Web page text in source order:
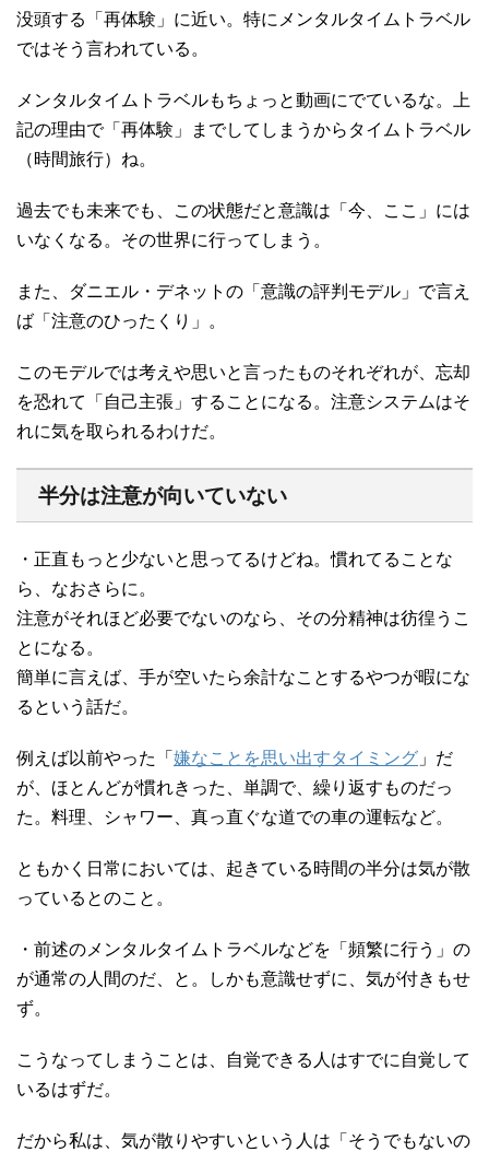
没頭する「再体験」に近い。特にメンタルタイムトラベル
ではそう言われている。
メンタルタイムトラベルもちょっと動画にでているな。上
記の理由で「再体験」までしてしまうからタイムトラベル
（時間旅行）ね。
過去でも未来でも、この状態だと意識は「今、ここ」には
いなくなる。その世界に行ってしまう。
また、ダニエル・デネットの「意識の評判モデル」で言え
ば「注意のひったくり」。
このモデルでは考えや思いと言ったものそれぞれが、忘却
を恐れて「自己主張」することになる。注意システムはそ
れに気を取られるわけだ。
半分は注意が向いていない
・正直もっと少ないと思ってるけどね。慣れてることな
ら、なおさらに。
注意がそれほど必要でないのなら、その分精神は彷徨うこ
とになる。
簡単に言えば、手が空いたら余計なことするやつが暇にな
るという話だ。
例えば以前やった「 嫌なことを思い出すタイミング 」だ
が、ほとんどが慣れきった、単調で、繰り返すものだっ
た。料理、シャワー、真っ直ぐな道での車の運転など。
ともかく日常においては、起きている時間の半分は気が散
っているとのこと。
・前述のメンタルタイムトラベルなどを「頻繁に行う」の
が通常の人間のだ、と。しかも意識せずに、気が付きもせ
ず。
こうなってしまうことは、自覚できる人はすでに自覚して
いるはずだ。
だから私は、気が散りやすいという人は「そうでもないの